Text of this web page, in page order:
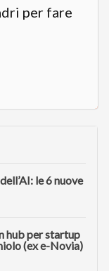
per fare
le 6 nuove
hub per startup
(ex e-Novia)